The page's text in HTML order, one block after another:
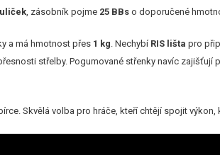
, zásobník pojme 25 BBs o doporučené
a má hmotnost přes 1 kg . Nechybí RIS lišta pro
střelby. Pogumované střenky navíc zajišťují
Skvělá volba pro hráče, kteří chtějí spojit výkon,